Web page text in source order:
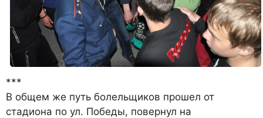
***
В общем же путь болельщиков прошел от
стадиона по ул. Победы, повернул на